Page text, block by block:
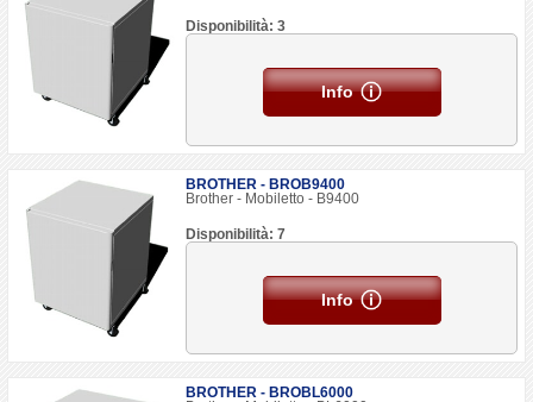
Disponibilità: 3
Info
BROTHER - BROB9400
Brother - Mobiletto - B9400
Disponibilità: 7
Info
BROTHER - BROBL6000